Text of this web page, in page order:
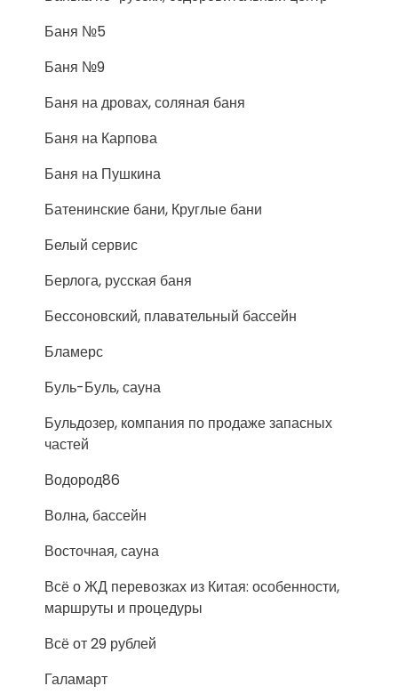
Баня №5
Баня №9
Баня на дровах, соляная баня
Баня на Карпова
Баня на Пушкина
Батенинские бани, Круглые бани
Белый сервис
Берлога, русская баня
Бессоновский, плавательный бассейн
Бламерс
Буль-Буль, сауна
Бульдозер, компания по продаже запасных
частей
Водород86
Волна, бассейн
Восточная, сауна
Всё о ЖД перевозках из Китая: особенности,
маршруты и процедуры
Всё от 29 рублей
Галамарт